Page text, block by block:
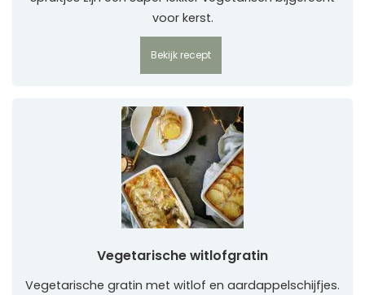
voor kerst.
Bekijk recept
Vegetarische witlofgratin
Vegetarische gratin met witlof en aardappelschijfjes.